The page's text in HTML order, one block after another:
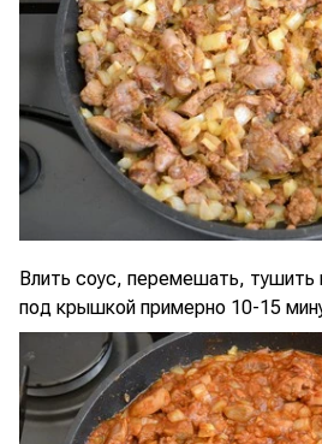
Влить соус, перемешать, тушить
под крышкой примерно 10-15